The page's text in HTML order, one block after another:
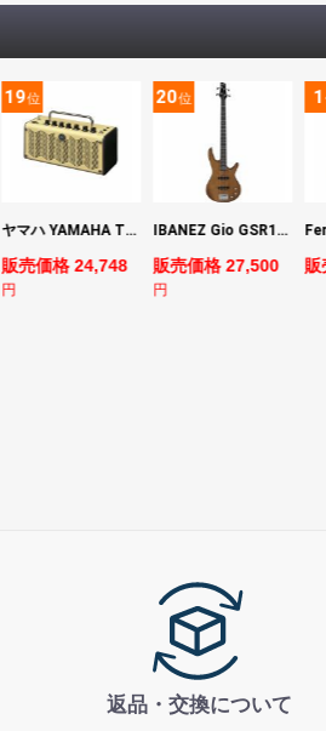
19位
ヤマハ YAMAHA THR5 コンパクトギターアンプ 小型アンプ
販売価格 24,748
円
20位
IBANEZ Gio GSR180-LBF エレキベース
販売価格 27,500
円
販
返品・交換について